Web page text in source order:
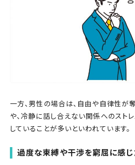
一方、男性の場合は、自由や自律性が
や、冷静に話し合えない関係へのスト
していることが多いといわれています。
過度な束縛や干渉を窮屈に感じ